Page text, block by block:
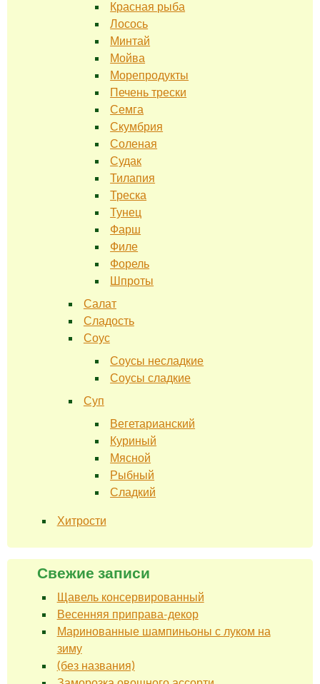
Красная рыба
Лосось
Минтай
Мойва
Морепродукты
Печень трески
Семга
Скумбрия
Соленая
Судак
Тилапия
Треска
Тунец
Фарш
Филе
Форель
Шпроты
Салат
Сладость
Соус
Соусы несладкие
Соусы сладкие
Суп
Вегетарианский
Куриный
Мясной
Рыбный
Сладкий
Хитрости
Свежие записи
Щавель консервированный
Весенняя приправа-декор
Маринованные шампиньоны с луком на
зиму
(без названия)